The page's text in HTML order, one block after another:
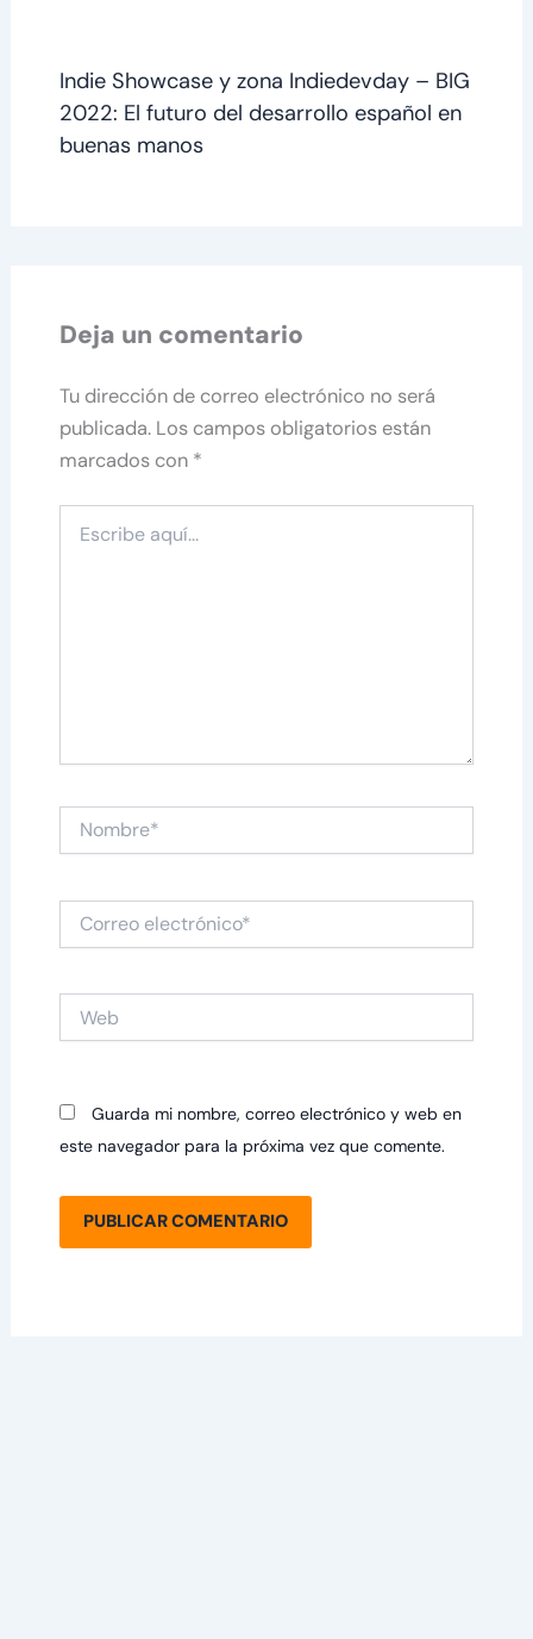
Indie Showcase y zona Indiedevday – BIG
2022: El futuro del desarrollo español en
buenas manos
Deja un comentario
Tu dirección de correo electrónico no será
publicada. Los campos obligatorios están
marcados con *
aquí...
Nombre*
Correo
electrónico*
Guarda mi nombre, correo electrónico y web en
este navegador para la próxima vez que comente.